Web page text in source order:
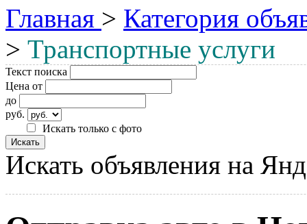
Главная > Категория
> Транспортные услуги
Текст поиска
Цена от
до
руб.
Искать только с фото
Искать объявления на